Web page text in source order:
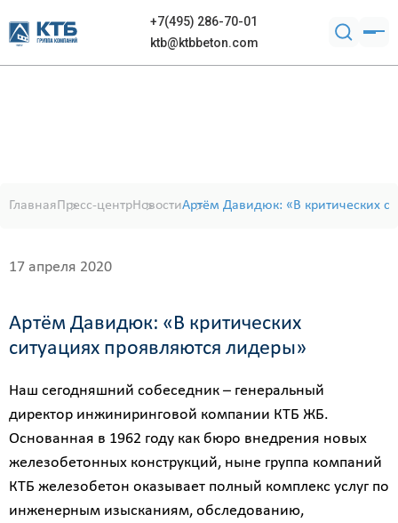
+7(495) 286-70-01
ktb@ktbbeton.com
ГлавнаяПресс-центрНовостиАртём Давидюк: «В критических
17 апреля 2020
Артём Давидюк: «В критических
ситуациях проявляются лидеры»
Наш сегодняшний собеседник – генеральный
директор инжиниринговой компании КТБ ЖБ.
Основанная в 1962 году как бюро внедрения новых
железобетонных конструкций, ныне группа компаний
КТБ железобетон оказывает полный комплекс услуг по
инженерным изысканиям, обследованию,